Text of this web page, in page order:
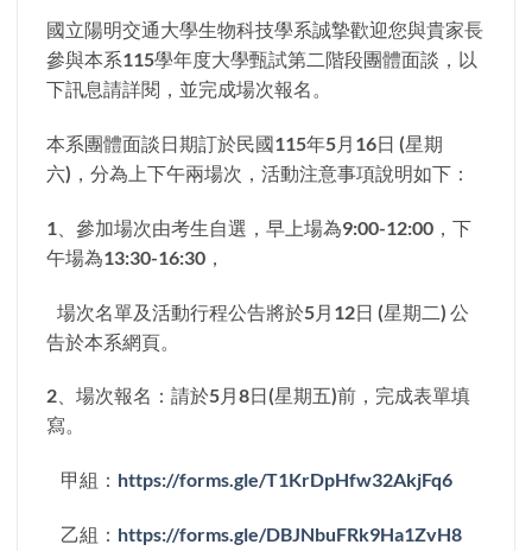
國立陽明交通大學生物科技學系誠摯歡迎您與貴家長
參與本系115學年度大學甄試第二階段團體面談，以
下訊息請詳閱，並完成場次報名。
本系團體面談日期訂於民國115年5月16日 (星期
六)，分為上下午兩場次，活動注意事項說明如下：
1、參加場次由考生自選，早上場為9:00-12:00，下
午場為13:30-16:30，
場次名單及活動行程公告將於5月12日 (星期二) 公
告於本系網頁。
2、場次報名：請於5月8日(星期五)前，完成表單填
寫。
甲組： https://forms.gle/T1KrDpHfw32AkjFq6
乙組： https://forms.gle/DBJNbuFRk9Ha1ZvH8